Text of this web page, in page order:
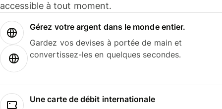
accessible à tout moment.
Gérez votre argent dans le monde entier.
Gardez vos devises à portée de main et
convertissez-les en quelques secondes.
Une carte de débit internationale